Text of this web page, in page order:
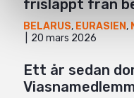
frisläppt från
BELARUS, EURASIEN ,
20 mars 2026
Ett år sedan